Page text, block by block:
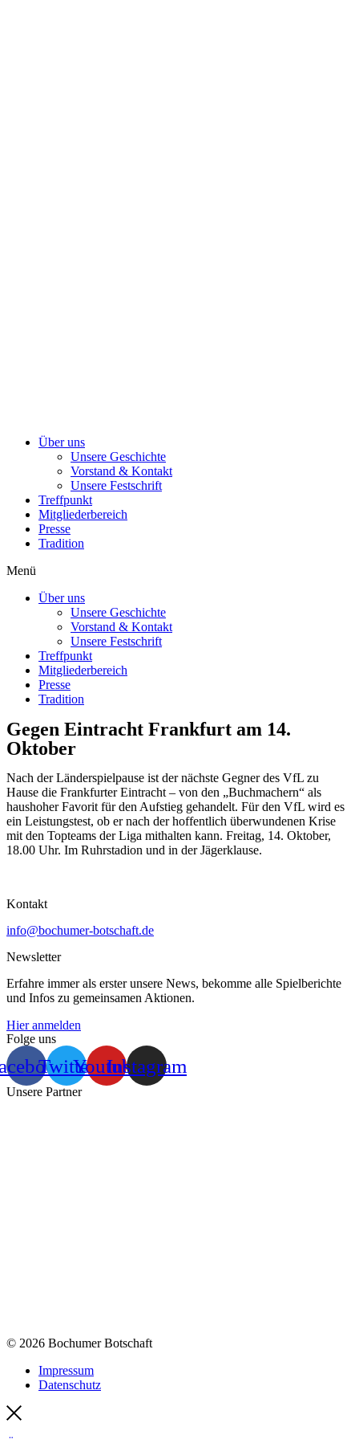
Über uns
Unsere Geschichte
Vorstand & Kontakt
Unsere Festschrift
Treffpunkt
Mitgliederbereich
Presse
Tradition
Menü
Über uns
Unsere Geschichte
Vorstand & Kontakt
Unsere Festschrift
Treffpunkt
Mitgliederbereich
Presse
Tradition
Gegen Eintracht Frankfurt am 14.
Oktober
Nach der Länderspielpause ist der nächste Gegner des VfL zu
Hause die Frankfurter Eintracht – von den „Buchmachern“ als
haushoher Favorit für den Aufstieg gehandelt. Für den VfL wird es
ein Leistungstest, ob er nach der hoffentlich überwundenen Krise
mit den Topteams der Liga mithalten kann. Freitag, 14. Oktober,
18.00 Uhr. Im Ruhrstadion und in der Jägerklause.
Kontakt
info@bochumer-botschaft.de
Newsletter
Erfahre immer als erster unsere News, bekomme alle Spielberichte
und Infos zu gemeinsamen Aktionen.
Hier anmelden
Folge uns
TwitterYoutubeInstagram
Unsere Partner
© 2026 Bochumer Botschaft
Impressum
Datenschutz